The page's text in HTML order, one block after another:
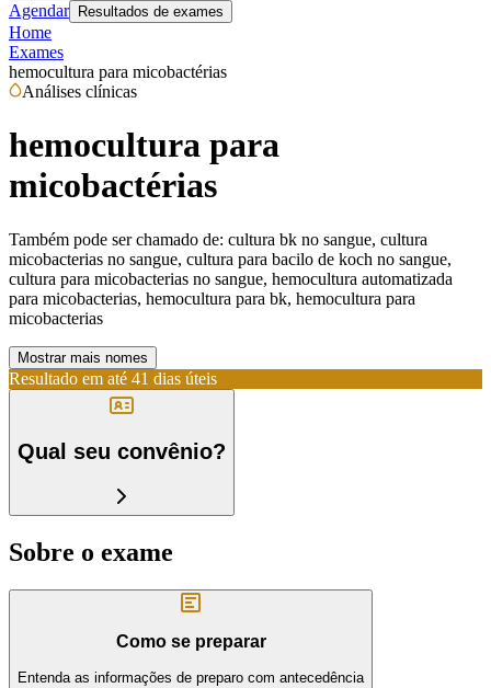
Agendar Resultados de exames
Home
Exames
hemocultura para micobactérias
Análises clínicas
hemocultura para
micobactérias
Também pode ser chamado de: cultura bk no sangue, cultura
micobacterias no sangue, cultura para bacilo de koch no sangue,
cultura para micobacterias no sangue, hemocultura automatizada
para micobacterias, hemocultura para bk, hemocultura para
micobacterias
Mostrar mais nomes
Resultado em até 41 dias úteis
Qual seu convênio?
Sobre o exame
Como se preparar
Entenda as informações de preparo com antecedência